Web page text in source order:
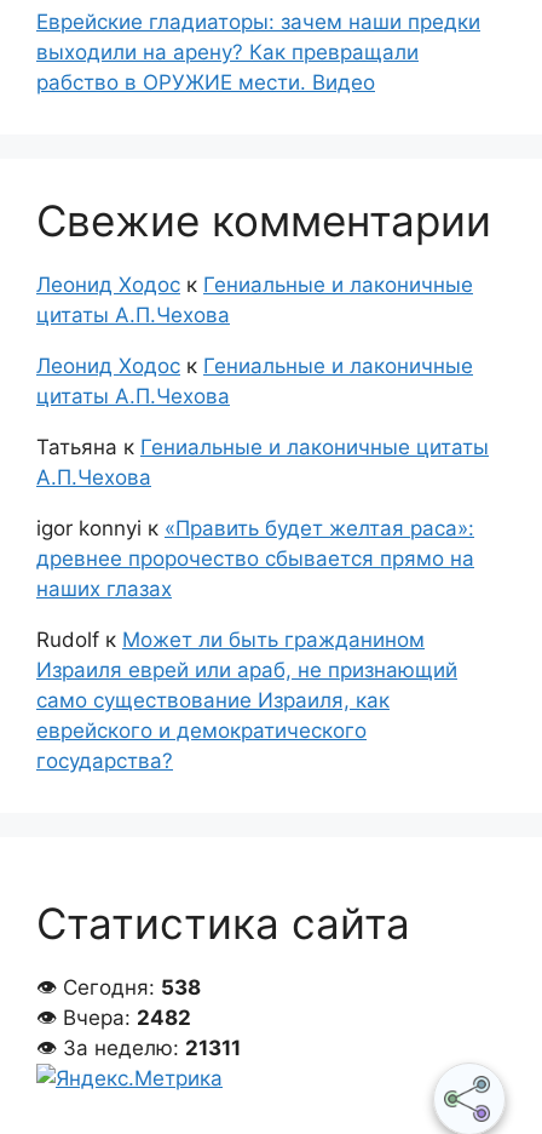
Еврейские гладиаторы: зачем наши предки
выходили на арену? Как превращали
рабство в ОРУЖИЕ мести. Видео
Свежие комментарии
Леонид Ходос к Гениальные и лаконичные
цитаты А.П.Чехова
Леонид Ходос к Гениальные и лаконичные
цитаты А.П.Чехова
Татьяна к Гениальные и лаконичные цитаты
А.П.Чехова
igor konnyi к «Править будет желтая раса»:
древнее пророчество сбывается прямо на
наших глазах
Rudolf к Может ли быть гражданином
Израиля еврей или араб, не признающий
само существование Израиля, как
еврейского и демократического
государства?
Статистика сайта
👁 Сегодня: 538
👁 Вчера: 2482
👁 За неделю: 21311